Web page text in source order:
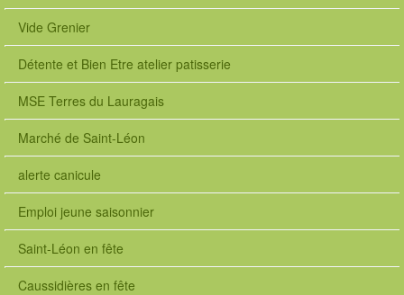
Vide Grenier
Détente et Bien Etre atelier patisserie
MSE Terres du Lauragais
Marché de Saint-Léon
alerte canicule
Emploi jeune saisonnier
Saint-Léon en fête
Caussidières en fête